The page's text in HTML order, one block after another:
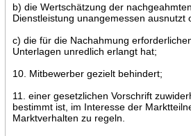
b) die Wertschätzung der
Dienstleistung unangemessen ausnutzt
c) die für die Nachahmung
Unterlagen unredlich erlangt hat;
10. Mitbewerber gezielt behindert;
11. einer gesetzlichen Vorschrift
bestimmt ist, im Interesse der
Marktverhalten zu regeln.